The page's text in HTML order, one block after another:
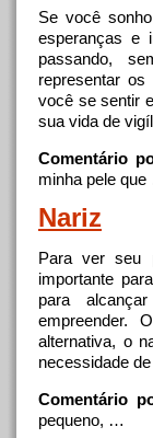
Se você
esperanças e
passando,
representar
você se sentir
sua vida de
Comentário
minha pele
Nariz
Para ver seu
importante
para
empreender.
alternativa, o
necessidade
Comentário
pequeno, …